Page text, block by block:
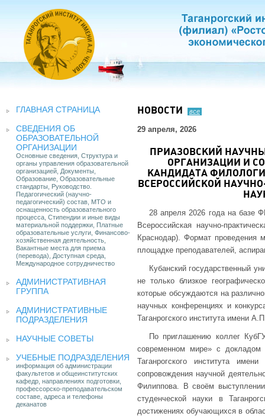
ГЛАВНАЯ СТРАНИЦА
СВЕДЕНИЯ ОБ
ОБРАЗОВАТЕЛЬНОЙ
ОРГАНИЗАЦИИ
Основные сведения, Структура и
органы управления образовательной
организацией, Документы,
Образование, Образовательные
стандарты, Руководство.
Педагогический (научно-
педагогический) состав, МТО и
оснащенность образовательного
процесса, Стипендии и иные виды
материальной поддержки, Платные
образовательные услуги, Финансово-
хозяйственная деятельность,
Вакантные места для приема
(перевода), Доступная среда,
Международное сотрудничество
АДМИНИСТРАТИВНАЯ
ГРУППА
АДМИНИСТРАТИВНЫЕ
ПОДРАЗДЕЛЕНИЯ
НАУЧНЫЕ СОВЕТЫ
УЧЕБНЫЕ ПОДРАЗДЕЛЕНИЯ
информация об администрации
факультетов и общеинститутских
кафедр, направлениях подготовки,
профессорско-преподавательском
составе, адреса и телефоны
деканатов
НОВОСТИ все
29 апреля, 2026
ПРИАЗОВСКИЙ
ОРГАНИЗАЦИИ И
КАНДИДАТА
ВСЕРОССИЙСКОЙ
28 апреля 2026 года на базе
Всероссийская научно-
Краснодар). Формат проведения
площадке преподавателей,
Кубанский государственный
не только близкое
которые обсуждаются на
научных конференциях и
Таганрогского института имени
По приглашению коллег
современном мире» с докладом
Таганрогского института
сопровождения научной
Филиппова. В своём
студенческой науки в
достижениях обучающихся в